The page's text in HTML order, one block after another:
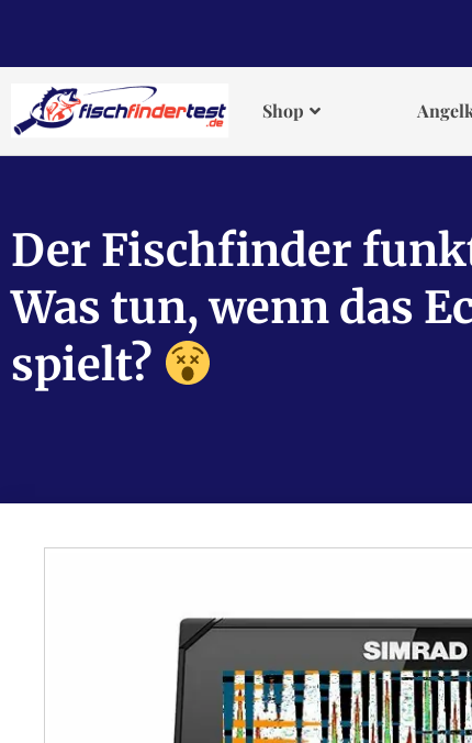
Shop
Der Fischfinder
Was tun, wenn das
spielt?